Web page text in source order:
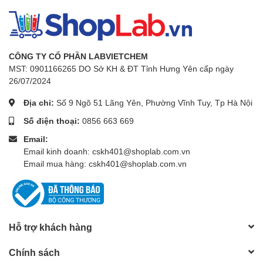
- Khối lượng: 300 g
Cung cấp
bao gồm:
- Màn hình BL983313.
- Khung lắp.
- Phiếu bảo hành.
- Chứng nhận chất lượng.
- Hộp đựng bằng giấy.
ĐIỆN CỰC ĐỘ DẪN HI7634 MUA RIÊNG
CÔNG TY CỔ PHẦN LABVIETCHEM
MST: 0901166265 DO Sở KH & ĐT Tỉnh Hưng Yên cấp ngày
26/07/2024
Địa chỉ: Số 9 Ngõ 51 Lãng Yên, Phường Vĩnh Tuy, Tp Hà Nội
Số điện thoại: 0856 663 669
Email:
Email kinh doanh: cskh401@shoplab.com.vn
Email mua hàng: cskh401@shoplab.com.vn
Hỗ trợ khách hàng
Chính sách